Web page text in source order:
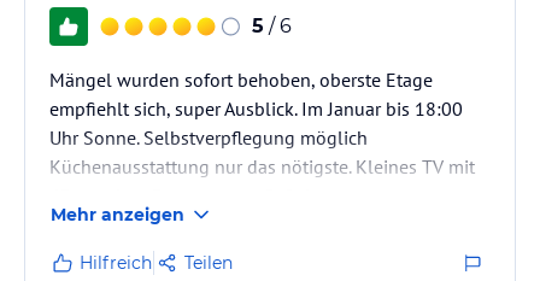
5 / 6
Mängel wurden sofort behoben, oberste Etage
empfiehlt sich, super Ausblick. Im Januar bis 18:00
Uhr Sonne. Selbstverpflegung möglich
Küchenausstattung nur das nötigste. Kleines TV mit
Strandtuch kostet bei Wechsel, Also im grossen und
ganzen ganz gut.
Mehr anzeigen
Hilfreich Teilen